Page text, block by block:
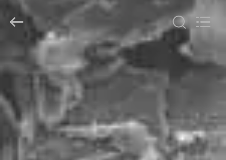
プ
ロ
ダ
ク
2021